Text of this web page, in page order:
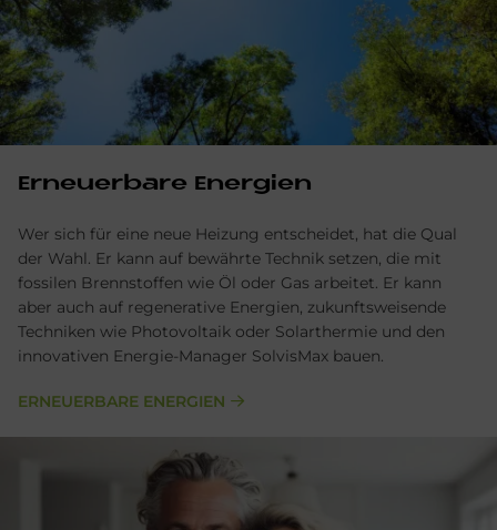
Er­neu­er­ba­re En­er­gi­en
Wer sich für eine neue Heizung entscheidet, hat die Qual
der Wahl. Er kann auf bewährte Technik setzen, die mit
fossilen Brennstoffen wie Öl oder Gas arbeitet. Er kann
aber auch auf regenerative Energien, zukunftsweisende
Techniken wie Photovoltaik oder Solarthermie und den
innovativen Energie-Manager SolvisMax bauen.
ERNEUERBARE ENERGIEN